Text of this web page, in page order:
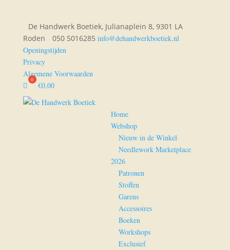
De Handwerk Boetiek, Julianaplein 8, 9301 LA
Roden
050 5016285 info@dehandwerkboetiek.nl
Openingstijden
Privacy
Algemene Voorwaarden
€0,00
Home
Webshop
Nieuw in de Winkel
Needlework Marketplace
2026
Patronen
Stoffen
Garens
Accessoires
Boeken
Workshops
Exclusief